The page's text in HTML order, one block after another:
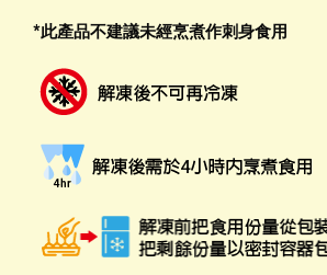
*此產品不建議未經烹煮作刺身食用